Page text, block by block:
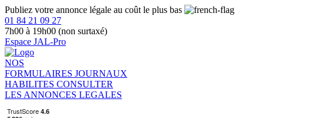
Publiez votre annonce légale au coût le plus bas
01 84 21 09 27
7h00 à 19h00 (non surtaxé)
Espace JAL-Pro
NOS
FORMULAIRES JOURNAUX
HABILITES CONSULTER
LES ANNONCES LEGALES